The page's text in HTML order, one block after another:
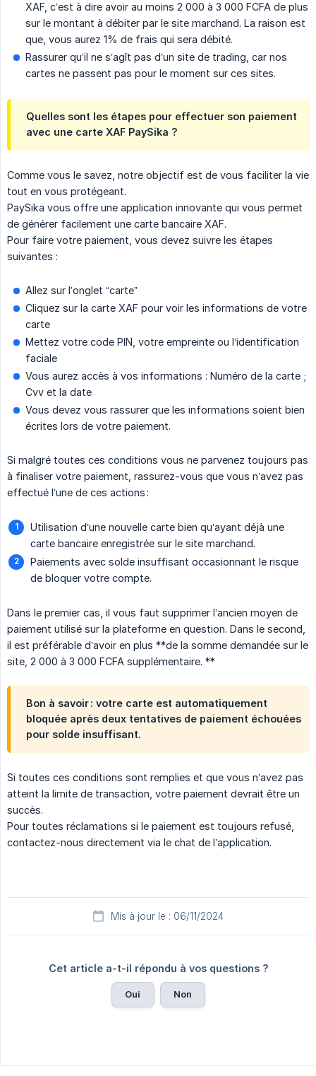
XAF, c’est à dire avoir au moins 2 000 à 3 000 FCFA de plus
sur le montant à débiter par le site marchand. La raison est
que, vous aurez 1% de frais qui sera débité.
Rassurer qu’il ne s’agît pas d’un site de trading, car nos
cartes ne passent pas pour le moment sur ces sites.
Quelles sont les étapes pour effectuer son paiement
avec une carte XAF PaySika ?
Comme vous le savez, notre objectif est de vous faciliter la vie
tout en vous protégeant.
PaySika vous offre une application innovante qui vous permet
de générer facilement une carte bancaire XAF.
Pour faire votre paiement, vous devez suivre les étapes
suivantes :
Allez sur l’onglet “carte”
Cliquez sur la carte XAF pour voir les informations de votre
carte
Mettez votre code PIN, votre empreinte ou l’identification
faciale
Vous aurez accès à vos informations : Numéro de la carte ;
Cvv et la date
Vous devez vous rassurer que les informations soient bien
écrites lors de votre paiement.
Si malgré toutes ces conditions vous ne parvenez toujours pas
à finaliser votre paiement, rassurez-vous que vous n’avez pas
effectué l’une de ces actions :
Utilisation d’une nouvelle carte bien qu’ayant déjà une
carte bancaire enregistrée sur le site marchand.
Paiements avec solde insuffisant occasionnant le risque
de bloquer votre compte.
Dans le premier cas, il vous faut supprimer l’ancien moyen de
paiement utilisé sur la plateforme en question. Dans le second,
il est préférable d’avoir en plus **de la somme demandée sur le
site, 2 000 à 3 000 FCFA supplémentaire. **
Bon à savoir : votre carte est automatiquement
bloquée après deux tentatives de paiement échouées
pour solde insuffisant.
Si toutes ces conditions sont remplies et que vous n’avez pas
atteint la limite de transaction, votre paiement devrait être un
succès.
Pour toutes réclamations si le paiement est toujours refusé,
contactez-nous directement via le chat de l’application.
Mis à jour le : 06/11/2024
Cet article a-t-il répondu à vos questions ?
Oui Non